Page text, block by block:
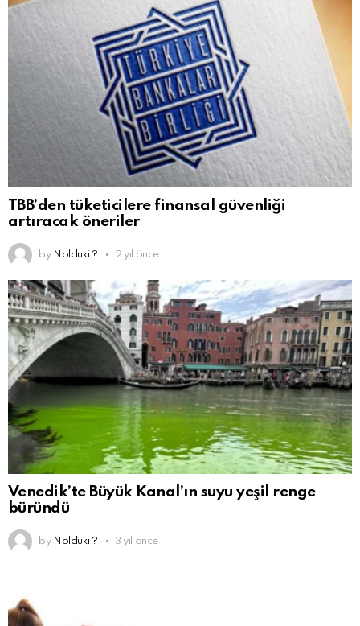
TBB’den tüketicilere finansal güvenliği
artıracak öneriler
by Nolduki ? 2 yıl önce
Venedik’te Büyük Kanal’ın suyu yeşil renge
büründü
by Nolduki ? 3 yıl önce